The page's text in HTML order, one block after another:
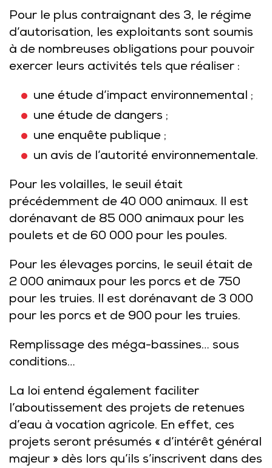
Pour le plus contraignant des 3, le régime
d’autorisation, les exploitants sont soumis
à de nombreuses obligations pour pouvoir
exercer leurs activités tels que réaliser :
une étude d’impact environnemental ;
une étude de dangers ;
une enquête publique ;
un avis de l’autorité environnementale.
Pour les volailles, le seuil était
précédemment de 40 000 animaux. Il est
dorénavant de 85 000 animaux pour les
poulets et de 60 000 pour les poules.
Pour les élevages porcins, le seuil était de
2 000 animaux pour les porcs et de 750
pour les truies. Il est dorénavant de 3 000
pour les porcs et de 900 pour les truies.
Remplissage des méga-bassines… sous
conditions…
La loi entend également faciliter
l’aboutissement des projets de retenues
d’eau à vocation agricole. En effet, ces
projets seront présumés « d’intérêt général
majeur » dès lors qu’ils s’inscrivent dans des